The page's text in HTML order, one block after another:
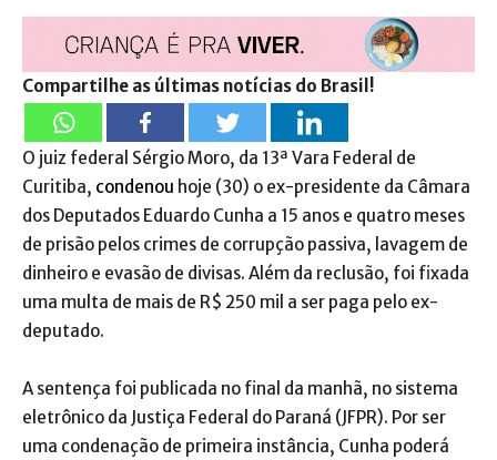
Compartilhe as últimas notícias do Brasil!
O juiz federal Sérgio Moro, da 13ª Vara Federal de
Curitiba, condenou hoje (30) o ex-presidente da Câmara
dos Deputados Eduardo Cunha a 15 anos e quatro meses
de prisão pelos crimes de corrupção passiva, lavagem de
dinheiro e evasão de divisas. Além da reclusão, foi fixada
uma multa de mais de R$ 250 mil a ser paga pelo ex-
deputado.
A sentença foi publicada no final da manhã, no sistema
eletrônico da Justiça Federal do Paraná (JFPR). Por ser
uma condenação de primeira instância, Cunha poderá